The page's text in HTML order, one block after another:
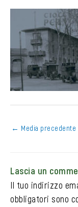
← Media precedente
Lascia un
Il tuo indirizzo
obbligatori sono